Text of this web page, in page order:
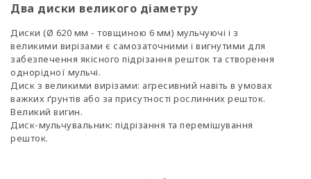
Два диски великого діаметру
Диски (Ø 620 мм - товщиною 6 мм) мульчуючі і з
великими вирізами є самозаточними і вигнутими для
забезпечення якісного підрізання решток та створення
однорідної мульчі.
Диск з великими вирізами: агресивний навіть в умовах
важких ґрунтів або за присутності рослинних решток.
Великий вигин.
Диск-мульчувальник: підрізання та перемішування
решток.